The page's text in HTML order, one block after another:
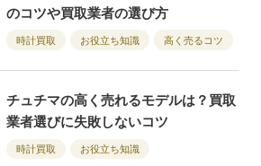
のコツや買取業者の選び方
時計買取 お役立ち知識 高く売るコツ
チュチマの高く売れるモデルは？買取
業者選びに失敗しないコツ
時計買取 お役立ち知識